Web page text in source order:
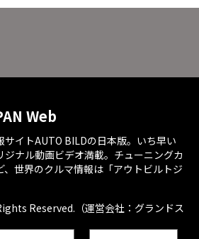
Web
イトAUTO BILDの日本版。いち早い
ナル動画ビデオ満載。チューニングカ
、世界のクルマ情報は「アウトビルトジ
Reserved.（運営会社：グランドス